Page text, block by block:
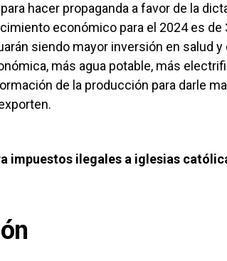
hacer propaganda a favor de la
económico para el 2024 es de
siendo mayor inversión en salud y
más agua potable, más
de la producción para darle
impuestos ilegales a iglesias